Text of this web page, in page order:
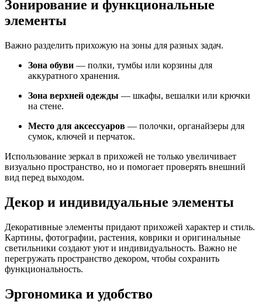
Зонирование и функциональные
элементы
Важно разделить прихожую на зоны для разных задач.
Зона обуви — полки, тумбы или корзины для
аккуратного хранения.
Зона верхней одежды — шкафы, вешалки или крючки
на стене.
Место для аксессуаров — полочки, органайзеры для
сумок, ключей и перчаток.
Использование зеркал в прихожей не только увеличивает
визуально пространство, но и помогает проверять внешний
вид перед выходом.
Декор и индивидуальные элементы
Декоративные элементы придают прихожей характер и стиль.
Картины, фотографии, растения, коврики и оригинальные
светильники создают уют и индивидуальность. Важно не
перегружать пространство декором, чтобы сохранить
функциональность.
Эргономика и удобство